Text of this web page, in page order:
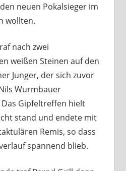
neuen Pokalsieger im
wollten.
nach zwei
weißen Steinen auf den
Junger, der sich zuvor
Wurmbauer
Gipfeltreffen hielt
stand und endete mit
Remis, so dass
spannend blieb.